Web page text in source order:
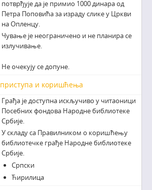
потврђује да је примио 1000 динара од
Петра Поповића за израду слике у Цркви
на Опленцу.
Чување је неограничено и не планира се
излучивање.
Не очекују се допуне.
приступа и коришћења
Грађа је доступна искључиво у читаоници
Посебних фондова Народне библиотеке
Србије.
У складу са Правилником о коришћењу
библиотечке грађе Народне библиотеке
Србије.
Српски
Ћирилица